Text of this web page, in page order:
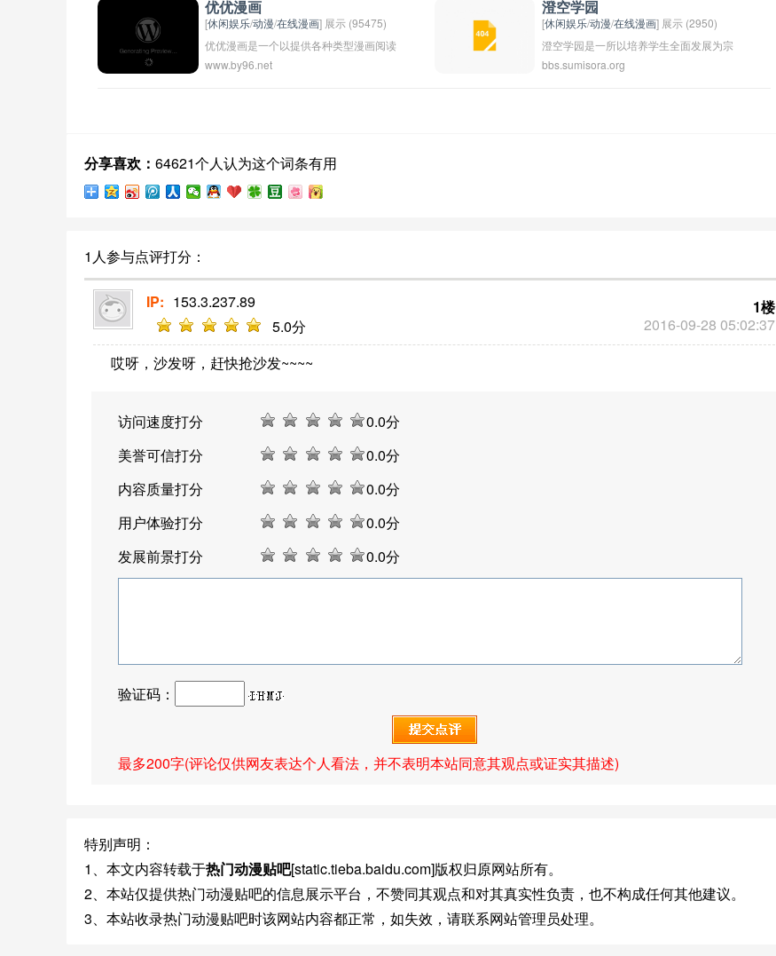
站提供了方便的阅读界面和分类，让用户
可以轻松找到自己喜欢的漫画。
优优漫画
[休闲娱乐/动漫/在线漫画] 展示 (95475)
优优漫画是一个以提供各种类型漫画阅读
为主要服务的在线漫画平台，用户可以在
作等等。用户可以根据自己的兴趣和喜好
漫画提供了便捷的阅读方式和友好的用户
www.by96.net
澄空学园
[休闲娱乐/动漫/在线漫画] 展示 (2950)
澄空学园是一所以培养学生全面发展为宗
旨的学校，注重学生的综合素质培养，致
bbs.sumisora.org
分享喜欢： 64621个人认为这个词条有用
1人参与点评打分：
2016-09-28 05:02:37
1楼
IP: 153.3.237.89
5.0分
哎呀，沙发呀，赶快抢沙发~~~~
访问速度打分 0.0分
美誉可信打分
0.0分
内容质量打分
0.0分
用户体验打分
0.0分
发展前景打分
0.0分
验证码：
最多200字(评论仅供网友表达个人看法，并不表明本站同意其观点或证实其描述)
特别声明：
1、本文内容转载于热门动漫贴吧[static.tieba.baidu.com]版权归原网站所有。
2、本站仅提供热门动漫贴吧的信息展示平台，不赞同其观点和对其真实性负责，也不构成任何其他建议。
3、本站收录热门动漫贴吧时该网站内容都正常，如失效，请联系网站管理员处理。